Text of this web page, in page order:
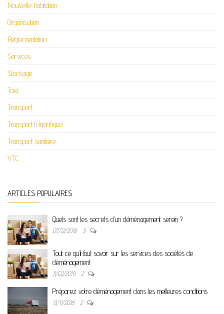
Nouvelle habitation
Organisation
Réglementation
Services
Stockage
Taxi
Transport
Transport frigorifique
Transport sanitaire
VTC
ARTICLES POPULAIRES
Quels sont les secrets d’un déménagement serein ?
07/12/2018 3
Tout ce qu’il faut savoir sur les services des sociétés de
déménagement
11/02/2019 2
Préparez votre déménagement dans les meilleures conditions
13/11/2018 2